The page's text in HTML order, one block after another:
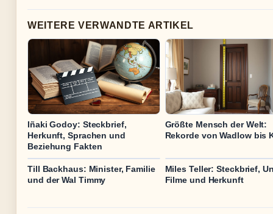
WEITERE VERWANDTE ARTIKEL
Iñaki Godoy: Steckbrief,
Herkunft, Sprachen und
Beziehung Fakten
Größte Mensch der Welt:
Rekorde von Wadlow bis
Till Backhaus: Minister, Familie
und der Wal Timmy
Miles Teller: Steckbrief,
Filme und Herkunft